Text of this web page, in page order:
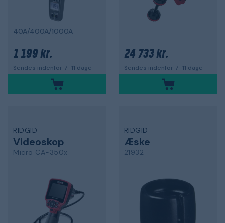
40A/400A/1000A
1 199 kr.
Sendes indenfor 7-11 dage
24 733 kr.
Sendes indenfor 7-11 dage
RIDGID
Videoskop
Micro CA-350x
RIDGID
Æske
21932